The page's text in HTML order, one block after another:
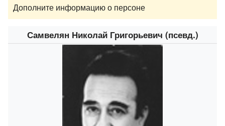
Дополните информацию о персоне
Самвелян Николай Григорьевич (псевд.)